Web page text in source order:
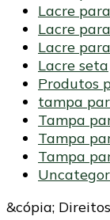
Lacre
Lacre
Lacre
Lacre seta
Produtos
tampa
Tampa
Tampa
Tampa
&cópia;